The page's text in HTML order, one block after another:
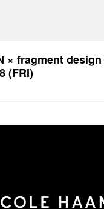
× fragment design
(FRI)